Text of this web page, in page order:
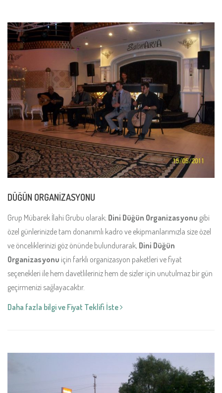
DÜĞÜN ORGANİZASYONU
Grup Mübarek İlahi Grubu olarak; Dini Düğün Organizasyonu gibi
özel günlerinizde tam donanımlı kadro ve ekipmanlarımızla size özel
ve önceliklerinizi göz önünde bulundurarak, Dini Düğün
Organizasyonu için farklı organizasyon paketleri ve fiyat
seçenekleri ile hem davetlileriniz hem de sizler için unutulmaz bir gün
geçirmenizi sağlayacaktır.
Daha fazla bilgi ve Fiyat Teklifi İste